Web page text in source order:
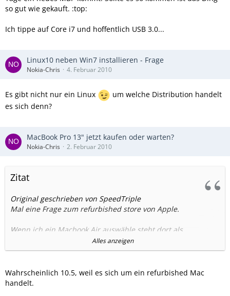
so gut wie gekauft. :top:
Ich tippe auf Core i7 und hoffentlich USB 3.0...
Linux10 neben Win7 installieren - Frage
Nokia-Chris 4. Februar 2010
Es gibt nicht nur ein Linux
um welche Distribution handelt
es sich denn?
MacBook Pro 13" jetzt kaufen oder warten?
Nokia-Chris 2. Februar 2010
Zitat
Original geschrieben von SpeedTriple
Mal eine Frage zum refurbished store von Apple.
Wenn ich ein Macbook Air auswähle steht dort als
Lieferumfang Mac OS X 10.5 und gleich nebenan wird was
von 10.6 eingeblendet:
Alles anzeigen
Wahrscheinlich 10.5, weil es sich um ein refurbished Mac
handelt.